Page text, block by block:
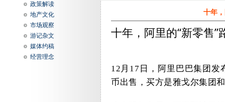
政策解读
地产文化
市场观察
游记杂文
媒体约稿
经营理念
十年
十年，阿里的“新零售”
12 月 17 日，阿里巴巴集团
币出售，买方是雅戈尔集团